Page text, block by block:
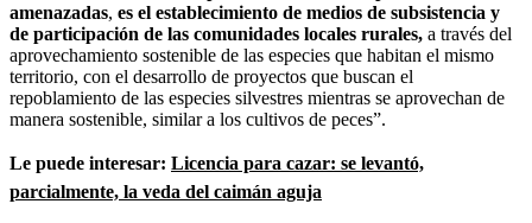
amenazadas, es el establecimiento de medios de subsistencia y
de participación de las comunidades locales rurales, a través del
aprovechamiento sostenible de las especies que habitan el mismo
territorio, con el desarrollo de proyectos que buscan el
repoblamiento de las especies silvestres mientras se aprovechan de
manera sostenible, similar a los cultivos de peces”.
Le puede interesar: Licencia para cazar: se levantó,
parcialmente, la veda del caimán aguja